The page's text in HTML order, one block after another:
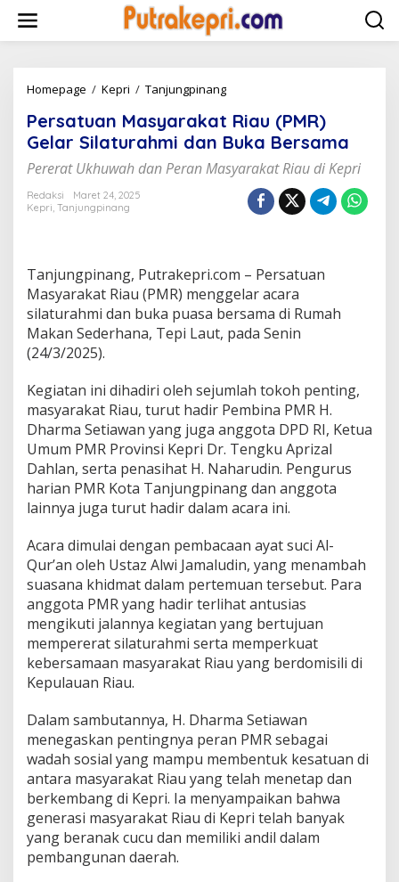
w
Homepage / Kepri / Tanjungpinang
s
a
t
y
a
r
a
k
R
i
a
u
P
M
R
e
l
a
r
S
i
l
a
r
a
h
m
i
d
a
n
B
Persatuan Masyarakat Riau (PMR)
Gelar Silaturahmi dan Buka Bersama
Pererat Ukhuwah dan Peran Masyarakat Riau di Kepri
Redaksi
Maret 24, 2025
Kepri, Tanjungpinang
Tanjungpinang, Putrakepri.com – Persatuan
Masyarakat Riau (PMR) menggelar acara
silaturahmi dan buka puasa bersama di Rumah
Makan Sederhana, Tepi Laut, pada Senin
(24/3/2025).
Kegiatan ini dihadiri oleh sejumlah tokoh penting,
masyarakat Riau, turut hadir Pembina PMR H.
Dharma Setiawan yang juga anggota DPD RI, Ketua
Umum PMR Provinsi Kepri Dr. Tengku Aprizal
Dahlan, serta penasihat H. Naharudin. Pengurus
harian PMR Kota Tanjungpinang dan anggota
lainnya juga turut hadir dalam acara ini.
Acara dimulai dengan pembacaan ayat suci Al-
Qur’an oleh Ustaz Alwi Jamaludin, yang menambah
suasana khidmat dalam pertemuan tersebut. Para
anggota PMR yang hadir terlihat antusias
mengikuti jalannya kegiatan yang bertujuan
mempererat silaturahmi serta memperkuat
kebersamaan masyarakat Riau yang berdomisili di
Kepulauan Riau.
Dalam sambutannya, H. Dharma Setiawan
menegaskan pentingnya peran PMR sebagai
wadah sosial yang mampu membentuk kesatuan di
antara masyarakat Riau yang telah menetap dan
berkembang di Kepri. Ia menyampaikan bahwa
generasi masyarakat Riau di Kepri telah banyak
yang beranak cucu dan memiliki andil dalam
pembangunan daerah.